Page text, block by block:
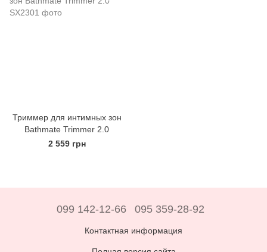
Триммер для интимных зон
Bathmate Trimmer 2.0
2 559 грн
099 142-12-66 095 359-28-92
Контактная информация